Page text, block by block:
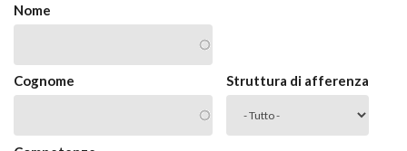
Nome
Cognome Struttura di afferenza